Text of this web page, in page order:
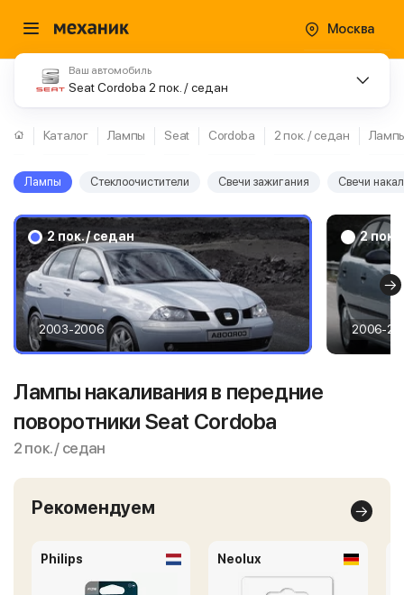
Москва
Ваш автомобиль
Seat Cordoba 2 пок. / седан
Каталог Лампы Seat Cordoba 2 пок. / седан
Лампы Стеклоочистители Свечи зажигания Свечи
2 пок. / седан
2003-2006
2 пок.
2006-
Лампы накаливания в передние
поворотники Seat Cordoba
2 пок. / седан
Рекомендуем
Philips Neolux